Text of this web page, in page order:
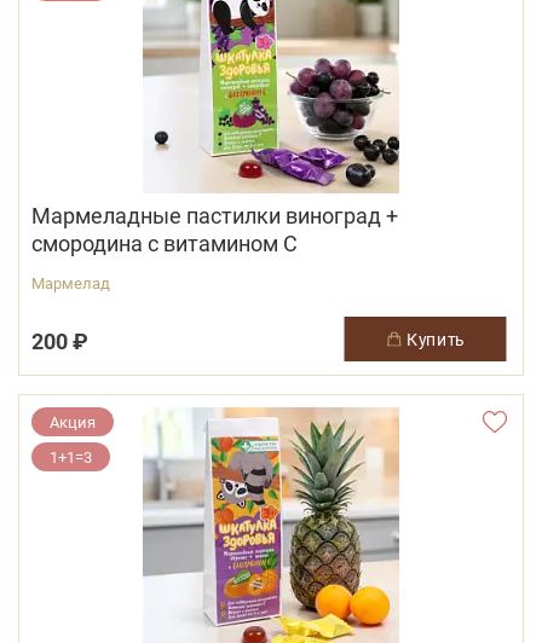
Мармеладные пастилки виноград +
смородина с витамином С
Мармелад
200 ₽ купить
Акция
1+1=3